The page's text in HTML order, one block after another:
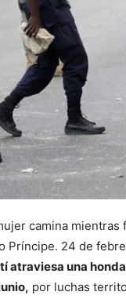
camina
Príncipe. 24 de
atraviesa una
por luchas